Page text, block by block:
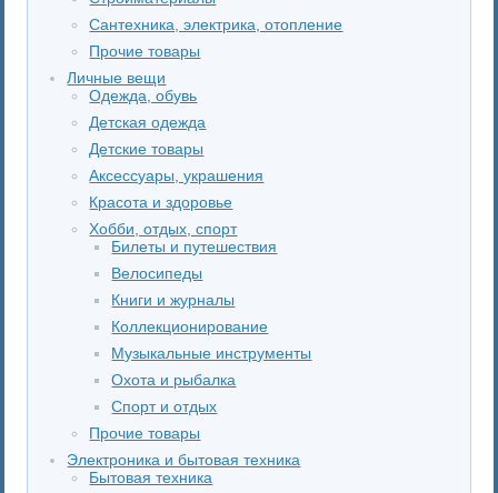
Сантехника, электрика, отопление
Прочие товары
Личные вещи
Одежда, обувь
Детская одежда
Детские товары
Аксессуары, украшения
Красота и здоровье
Хобби, отдых, спорт
Билеты и путешествия
Велосипеды
Книги и журналы
Коллекционирование
Музыкальные инструменты
Охота и рыбалка
Спорт и отдых
Прочие товары
Электроника и бытовая техника
Бытовая техника